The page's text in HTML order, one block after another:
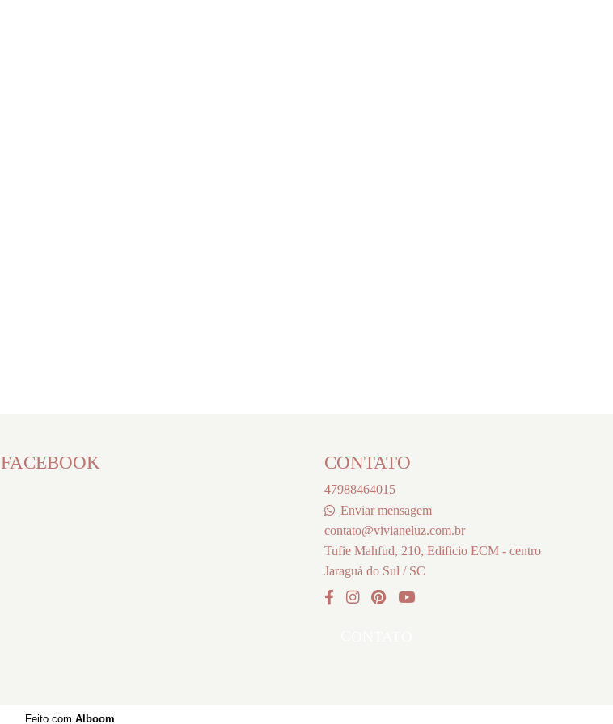
FACEBOOK CONTATO
47988464015
Enviar mensagem
contato@vivianeluz.com.br
Tufie Mahfud, 210, Edificio ECM - centro
Jaraguá do Sul / SC
Feito com Alboom